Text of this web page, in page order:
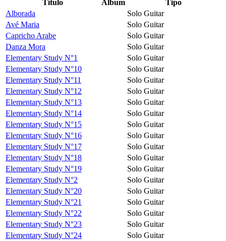
Título Álbum
Tipo
Alborada
Solo Guitar
Avé Maria
Solo Guitar
Capricho Arabe
Solo Guitar
Danza Mora
Solo Guitar
Elementary Study N°1
Solo Guitar
Elementary Study N°10
Solo Guitar
Elementary Study N°11
Solo Guitar
Elementary Study N°12
Solo Guitar
Elementary Study N°13
Solo Guitar
Elementary Study N°14
Solo Guitar
Elementary Study N°15
Solo Guitar
Elementary Study N°16
Solo Guitar
Elementary Study N°17
Solo Guitar
Elementary Study N°18
Solo Guitar
Elementary Study N°19
Solo Guitar
Elementary Study N°2
Solo Guitar
Elementary Study N°20
Solo Guitar
Elementary Study N°21
Solo Guitar
Elementary Study N°22
Solo Guitar
Elementary Study N°23
Solo Guitar
Elementary Study N°24
Solo Guitar